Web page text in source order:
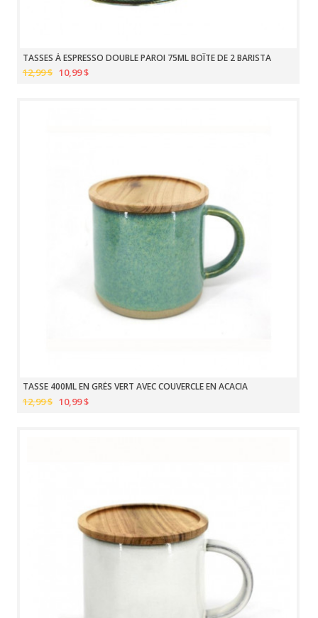
TASSES À ESPRESSO DOUBLE PAROI 75ML BOÎTE DE 2 BARISTA
12,99 $ 10,99 $
TASSE 400ML EN GRÈS VERT AVEC COUVERCLE EN ACACIA
12,99 $ 10,99 $